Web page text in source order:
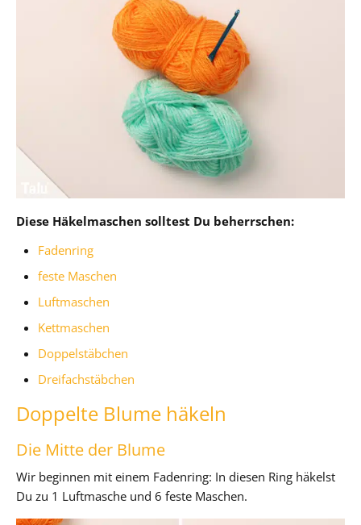
Diese Häkelmaschen solltest Du beherrschen:
Fadenring
feste Maschen
Luftmaschen
Kettmaschen
Doppelstäbchen
Dreifachstäbchen
Doppelte Blume häkeln
Die Mitte der Blume
Wir beginnen mit einem Fadenring: In diesen Ring häkelst
Du zu 1 Luftmasche und 6 feste Maschen.